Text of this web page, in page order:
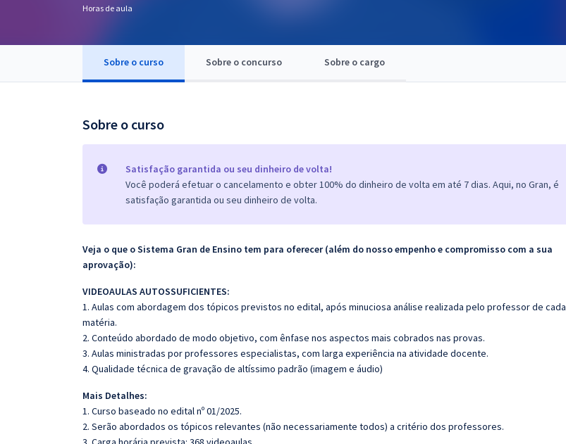
OAB
Questões grátis
Conteúdo gratuito
Horas de aula
Sobre o curso Sobre o concurso Sobre o cargo
Sobre o curso
Satisfação garantida ou seu dinheiro de volta!
Você poderá efetuar o cancelamento e obter 100% do dinheiro de volta em até 7 dias. Aqui, no Gran, é
satisfação garantida ou seu dinheiro de volta.
Veja o que o Sistema Gran de Ensino tem para oferecer (além do nosso empenho e compromisso com a sua
aprovação):
VIDEOAULAS AUTOSSUFICIENTES:
1. Aulas com abordagem dos tópicos previstos no edital, após minuciosa análise realizada pelo professor de cada
matéria.
2. Conteúdo abordado de modo objetivo, com ênfase nos aspectos mais cobrados nas provas.
3. Aulas ministradas por professores especialistas, com larga experiência na atividade docente.
4. Qualidade técnica de gravação de altíssimo padrão (imagem e áudio)
Mais Detalhes:
1. Curso baseado no edital nº 01/2025.
2. Serão abordados os tópicos relevantes (não necessariamente todos) a critério dos professores.